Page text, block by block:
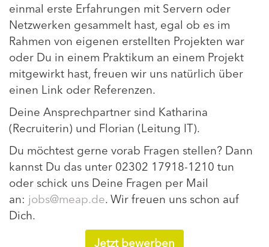
einmal erste Erfahrungen mit Servern oder
Netzwerken gesammelt hast, egal ob es im
Rahmen von eigenen erstellten Projekten war
oder Du in einem Praktikum an einem Projekt
mitgewirkt hast, freuen wir uns natürlich über
einen Link oder Referenzen.
Deine Ansprechpartner sind Katharina
(Recruiterin) und Florian (Leitung IT).
Du möchtest gerne vorab Fragen stellen? Dann
kannst Du das unter 02302 17918-1210 tun
oder schick uns Deine Fragen per Mail
an: jobs@meap.de. Wir freuen uns schon auf
Dich.
Jetzt bewerben